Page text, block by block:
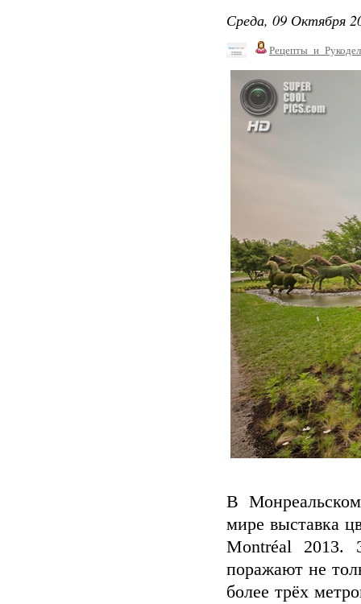
Среда, 09 Октября
В
мире выставка
Montréal 2013.
поражают не
более трёх